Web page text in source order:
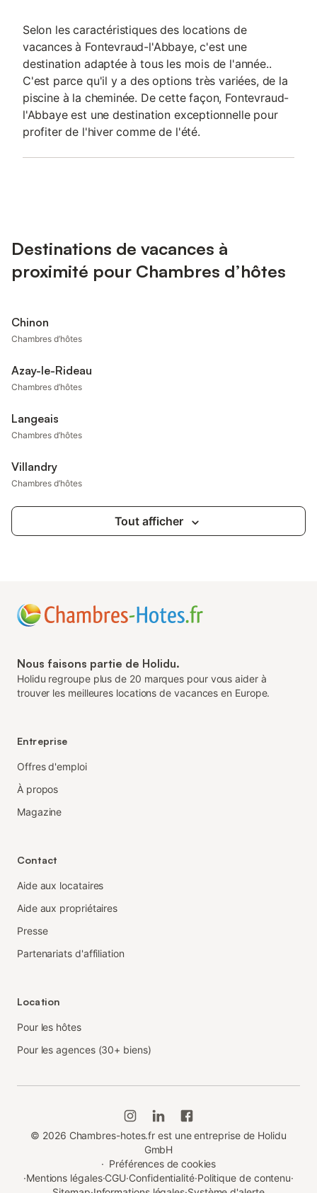
Selon les caractéristiques des locations de
vacances à Fontevraud-l'Abbaye, c'est une
destination adaptée à tous les mois de l'année..
C'est parce qu'il y a des options très variées, de la
piscine à la cheminée. De cette façon, Fontevraud-
l'Abbaye est une destination exceptionnelle pour
profiter de l'hiver comme de l'été.
Destinations de vacances à
proximité pour Chambres d’hôtes
Chinon
Chambres d’hôtes
Azay-le-Rideau
Chambres d’hôtes
Langeais
Chambres d’hôtes
Villandry
Chambres d’hôtes
Tout afficher
Nous faisons partie de Holidu.
Holidu regroupe plus de 20 marques pour vous aider à
trouver les meilleures locations de vacances en Europe.
Entreprise
Offres d'emploi
À propos
Magazine
Contact
Aide aux locataires
Aide aux propriétaires
Presse
Partenariats d'affiliation
Location
Pour les hôtes
Pour les agences (30+ biens)
© 2026 Chambres-hotes.fr est une entreprise de Holidu
GmbH
· Préférences de cookies
·Mentions légales·CGU·Confidentialité·Politique de contenu·